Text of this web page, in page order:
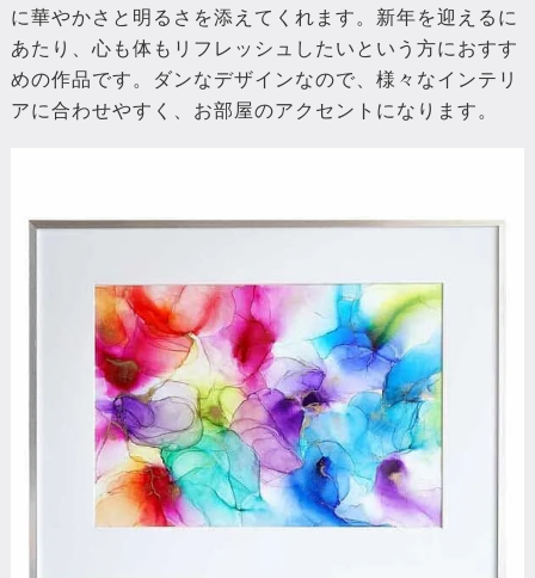
に華やかさと明るさを添えてくれます。新年を迎えるに
あたり、心も体もリフレッシュしたいという方におすす
めの作品です。ダンなデザインなので、様々なインテリ
アに合わせやすく、お部屋のアクセントになります。